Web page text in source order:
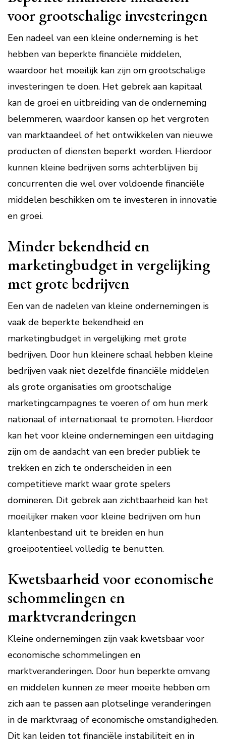
voor grootschalige investeringen
Een nadeel van een kleine onderneming is het
hebben van beperkte financiële middelen,
waardoor het moeilijk kan zijn om grootschalige
investeringen te doen. Het gebrek aan kapitaal
kan de groei en uitbreiding van de onderneming
belemmeren, waardoor kansen op het vergroten
van marktaandeel of het ontwikkelen van nieuwe
producten of diensten beperkt worden. Hierdoor
kunnen kleine bedrijven soms achterblijven bij
concurrenten die wel over voldoende financiële
middelen beschikken om te investeren in innovatie
en groei.
Minder bekendheid en
marketingbudget in vergelijking
met grote bedrijven
Een van de nadelen van kleine ondernemingen is
vaak de beperkte bekendheid en
marketingbudget in vergelijking met grote
bedrijven. Door hun kleinere schaal hebben kleine
bedrijven vaak niet dezelfde financiële middelen
als grote organisaties om grootschalige
marketingcampagnes te voeren of om hun merk
nationaal of internationaal te promoten. Hierdoor
kan het voor kleine ondernemingen een uitdaging
zijn om de aandacht van een breder publiek te
trekken en zich te onderscheiden in een
competitieve markt waar grote spelers
domineren. Dit gebrek aan zichtbaarheid kan het
moeilijker maken voor kleine bedrijven om hun
klantenbestand uit te breiden en hun
groeipotentieel volledig te benutten.
Kwetsbaarheid voor economische
schommelingen en
marktveranderingen
Kleine ondernemingen zijn vaak kwetsbaar voor
economische schommelingen en
marktveranderingen. Door hun beperkte omvang
en middelen kunnen ze meer moeite hebben om
zich aan te passen aan plotselinge veranderingen
in de marktvraag of economische omstandigheden.
Dit kan leiden tot financiële instabiliteit en in